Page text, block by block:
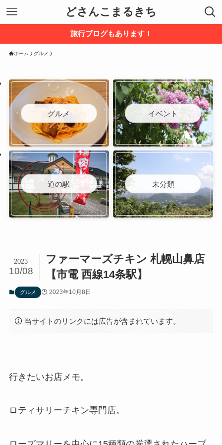
どさんこまるきち
旅行ブログもあります！
ホーム グルメ
グルメ イベント
道の駅 未分類
ファーマーズチキン 札幌山鼻店
【市電 西線14条駅】
2023
10/08
グルメ 2023年10月8日
当サイトのリンクには広告が含まれています。
行きたいお店メモ。
ロティサリーチキン専門店。